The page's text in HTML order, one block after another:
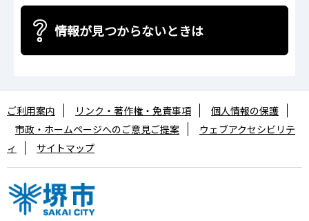
情報が見つからないときは
ご利用案内 リンク・著作権・免責事項
個人情報の保護
市政・ホームページへのご意見ご提案
ウェブアクセシビリテ
ィ
サイトマップ